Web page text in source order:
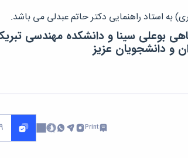
استاد راهنمایی دکتر حاتم عبدلی می باشد.
بوعلی سینا و دانشکده مهندسی
و دانشجویان عزیز
Print